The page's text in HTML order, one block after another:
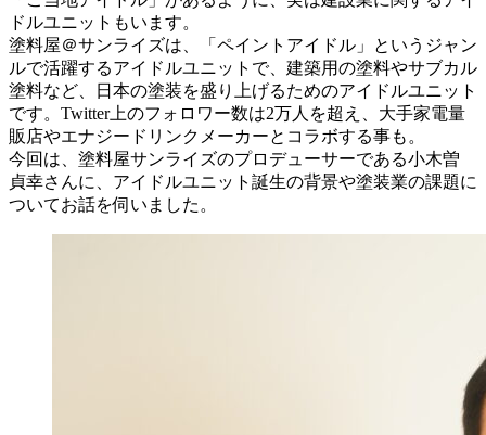
ドルユニットもいます。
塗料屋＠サンライズは、「ペイントアイドル」というジャン
ルで活躍するアイドルユニットで、建築用の塗料やサブカル
塗料など、日本の塗装を盛り上げるためのアイドルユニット
です。Twitter上のフォロワー数は2万人を超え、大手家電量
販店やエナジードリンクメーカーとコラボする事も。
今回は、塗料屋サンライズのプロデューサーである小木曽
貞幸さんに、アイドルユニット誕生の背景や塗装業の課題に
ついてお話を伺いました。